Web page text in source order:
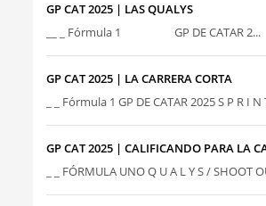
GP CAT 2025 | LAS QUALYS
__ _ Fórmula 1 GP DE CATAR 2...
GP CAT 2025 | LA CARRERA CORTA
_ _ Fórmula 1 GP DE CATAR 2025 S P R I
GP CAT 2025 | CALIFICANDO PARA LA
_ _ FÓRMULA UNO Q U A L Y S / SHOOT